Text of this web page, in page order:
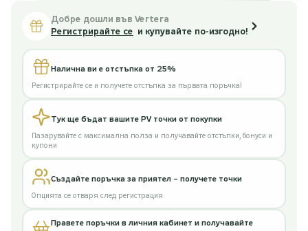
Добре дошли във Vertera
Регистрирайте се и купувайте по-изгодно!
Налична ви е отстъпка от 25%
Регистрирайте се и получете отстъпка за първата поръчка!
Тук ще бъдат вашите PV точки от покупки
Пазарувайте с максимална полза и получавайте отстъпки, бонуси и
купони
Създайте поръчка за приятел – получете точки
Опцията се отваря след регистрация
Правете поръчки в личния кабинет и получавайте